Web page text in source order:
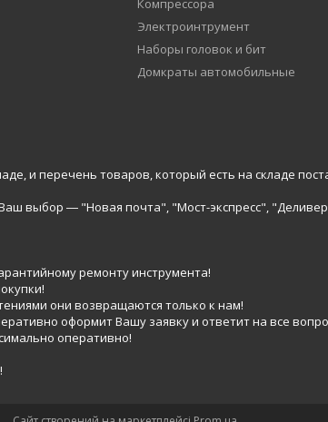
Компрессора
Электроинтрумент
Наборы головок и бит
Домкраты автомобильные
и перечень товаров, который есть на складе
выбор ― "Новая почта", "Мост-экспресс",
ремонту инструмента!
они возвращаются только к нам!
оформит Вашу заявку и ответит на все
оперативно!